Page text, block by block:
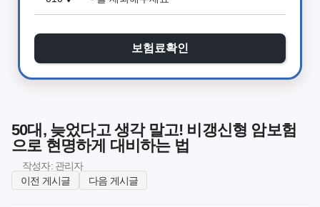
보험료확인
50대, 늦었다고 생각 말고! 비갱신형 암보험
으로 현명하게 대비하는 법
작성자: 관리자
이전 게시글
다음 게시글